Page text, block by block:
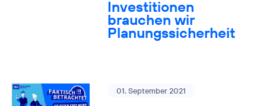
Investitionen
brauchen wir
Planungssicherheit
01. September 2021